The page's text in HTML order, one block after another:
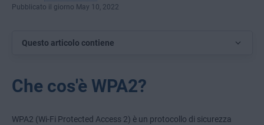
Pubblicato il giorno May 10, 2022
Questo articolo contiene
Che cos'è WPA2?
WPA2 (Wi-Fi Protected Access 2) è un protocollo di sicurezza